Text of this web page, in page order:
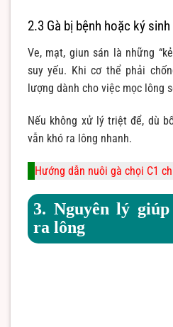
2.3 Gà bị bệnh hoặc ký
Ve, mạt, giun sán là những
suy yếu. Khi cơ thể phải
lượng dành cho việc mọc lông
Nếu không xử lý triệt để, dù
vẫn khó ra lông nhanh.
Hướng dẫn nuôi gà chọi C1
3. Nguyên lý
ra lông